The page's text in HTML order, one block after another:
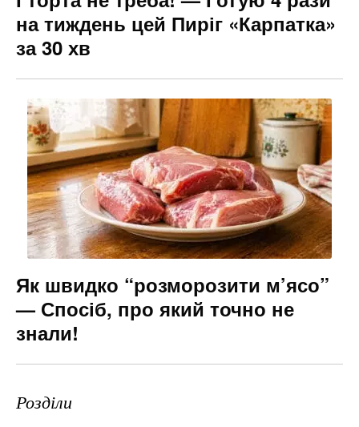
на тиждень цей Пиріг «Карпатка»
за 30 хв
Як швидко “розморозити м’ясо”
— Спосіб, про який точно не
знали!
Розділи